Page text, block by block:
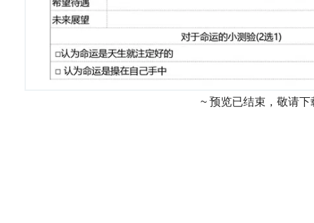
~ 预览已结束，敬请下